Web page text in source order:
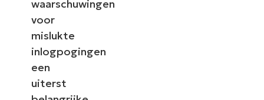
waarschuwingen
voor
mislukte
inlogpogingen
een
uiterst